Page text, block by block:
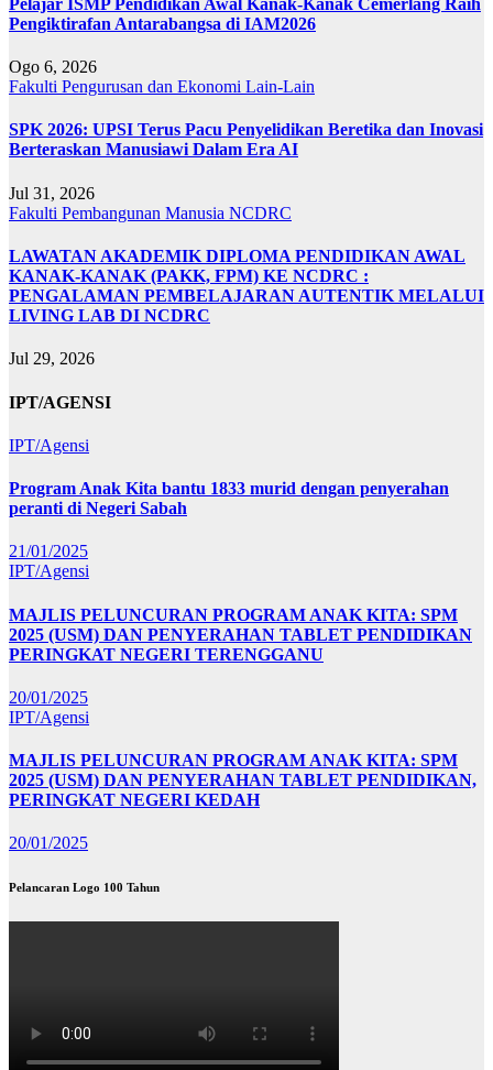
Pelajar ISMP Pendidikan Awal Kanak-Kanak Cemerlang Raih
Pengiktirafan Antarabangsa di IAM2026
Ogo 6, 2026
Fakulti Pengurusan dan Ekonomi Lain-Lain
SPK 2026: UPSI Terus Pacu Penyelidikan Beretika dan Inovasi
Berteraskan Manusiawi Dalam Era AI
Jul 31, 2026
Fakulti Pembangunan Manusia NCDRC
LAWATAN AKADEMIK DIPLOMA PENDIDIKAN AWAL
KANAK-KANAK (PAKK, FPM) KE NCDRC :
PENGALAMAN PEMBELAJARAN AUTENTIK MELALUI
LIVING LAB DI NCDRC
Jul 29, 2026
IPT/AGENSI
IPT/Agensi
Program Anak Kita bantu 1833 murid dengan penyerahan
peranti di Negeri Sabah
21/01/2025
IPT/Agensi
MAJLIS PELUNCURAN PROGRAM ANAK KITA: SPM
2025 (USM) DAN PENYERAHAN TABLET PENDIDIKAN
PERINGKAT NEGERI TERENGGANU
20/01/2025
IPT/Agensi
MAJLIS PELUNCURAN PROGRAM ANAK KITA: SPM
2025 (USM) DAN PENYERAHAN TABLET PENDIDIKAN,
PERINGKAT NEGERI KEDAH
20/01/2025
Pelancaran Logo 100 Tahun